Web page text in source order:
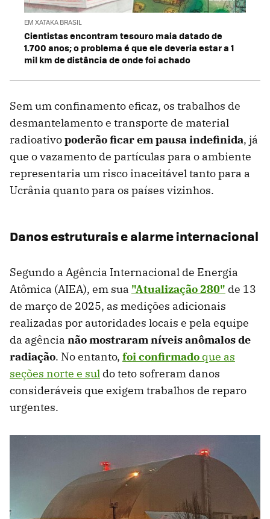
EM XATAKA BRASIL
Cientistas encontram tesouro maia datado de
1.700 anos; o problema é que ele deveria estar a 1
mil km de distância de onde foi achado
Sem um confinamento eficaz, os trabalhos de
desmantelamento e transporte de material
radioativopoderão ficar em pausa indefinida, já
que o vazamento de partículas para o ambiente
representaria um risco inaceitável tanto para a
Ucrânia quanto para os países vizinhos.
Danos estruturais e alarme internacional
Segundo a Agência Internacional de Energia
Atômica (AIEA), em sua "Atualização 280" de 13
de março de 2025, as medições adicionais
realizadas por autoridades locais e pela equipe
da agência não mostraram níveis anômalos de
radiação. No entanto, foi confirmado que as
seções norte e sul do teto sofreram danos
consideráveis que exigem trabalhos de reparo
urgentes.